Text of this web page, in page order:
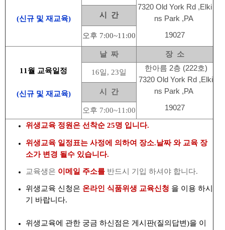
(신규 및 재교육)
7320 Old York Rd ,Elki
ns Park ,PA
19027
시 간
오후 7:00~11:00
11월 교육일정
(신규 및 재교육)
날 짜 장 소
16일, 23일
한아름 2층 (222호)
7320 Old York Rd ,Elki
ns Park ,PA
19027
시 간
오후 7:00~11:00
위생교육 정원은 선착순 25명 입니다.
위생교육 일정표는 사정에 의하여 장소.날짜 와 교육 장
소가 변경 될수 있습니다.
교육생은 이메일 주소를 반드시 기입 하셔야 합니다.
위생교육 신청은 온라인 식품위생 교육신청 을 이용 하시
기 바랍니다.
위생교육에 관한 궁금 하신점은 게시판(질의답변)을 이